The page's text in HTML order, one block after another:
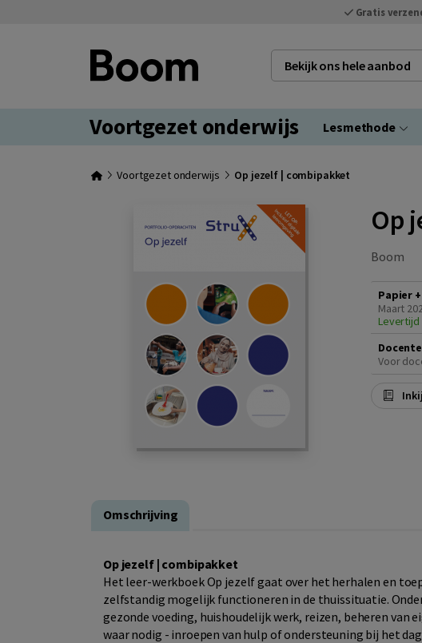
Gratis
Bekijk ons hele aanbod
Voortgezet onderwijs Lesmethode
Voortgezet onderwijs Op jezelf | combipakket
Op
Boom
Papier
Maart
Levertijd
Voor
Omschrijving
Op jezelf | combipakket
Het leer-werkboek Op jezelf gaat over het herhalen en
zelfstandig mogelijk functioneren in de thuissituatie.
gezonde voeding, huishoudelijk werk, reizen, beheren van
waar nodig - inroepen van hulp of ondersteuning bij het